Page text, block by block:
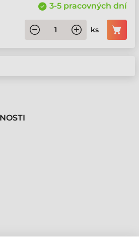
3-5 pracovných dní
ks